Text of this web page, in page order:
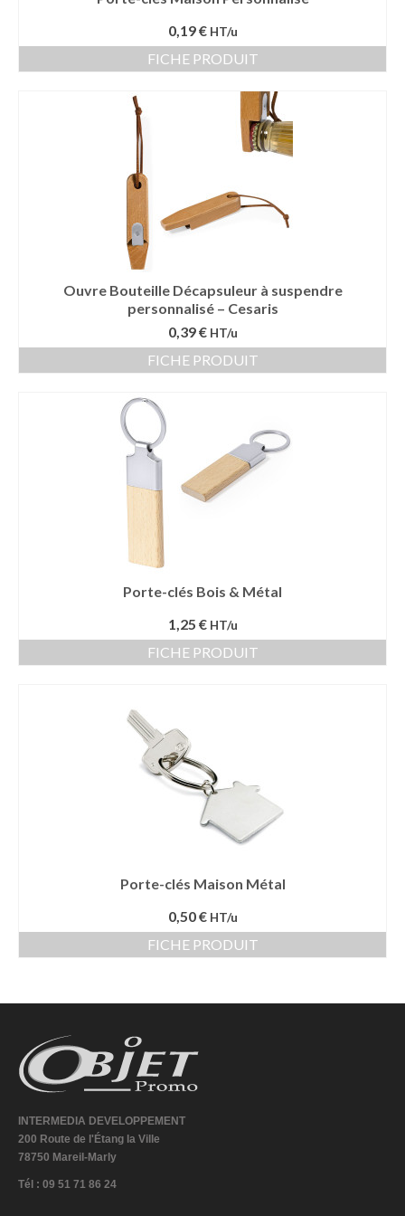
Bouteille isotherme
Mug isotherme
Chemise Publicitaire
Polo Publicitaire
Sweat-shirt
Tee-shirt publicitaire
Vêtement Haute Visibilité
0,19 € HT/u
FICHE PRODUIT
Ouvre Bouteille Décapsuleur à suspendre
personnalisé – Cesaris
0,39 € HT/u
FICHE PRODUIT
Porte-clés Bois & Métal
1,25 € HT/u
FICHE PRODUIT
Porte-clés Maison Métal
0,50 € HT/u
FICHE PRODUIT
INTERMEDIA DEVELOPPEMENT
200 Route de l'Étang la Ville
78750 Mareil-Marly
Tél : 09 51 71 86 24